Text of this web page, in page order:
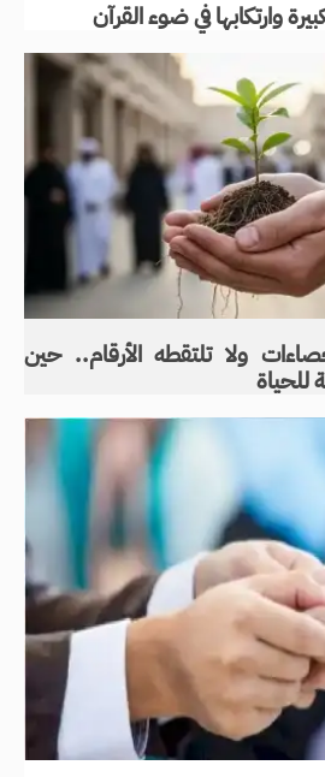
وارتكابها في ضوء القرآن
ولا تلتقطه الأرقام.. حين
للحياة